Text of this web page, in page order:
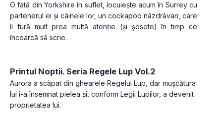
O fată din Yorkshire în suflet, locuiește acum în Surrey cu
partenerul ei și câinele lor, un cockapoo năzdrăvan, care
îi fură mult prea multă atenție (și șosete) în timp ce
încearcă să scrie.
Printul Noptii. Seria Regele Lup Vol.2
Aurora a scăpat din ghearele Regelui Lup, dar mușcătura
lui i-a însemnat pielea și, conform Legii Lupilor, a devenit
proprietatea lui.